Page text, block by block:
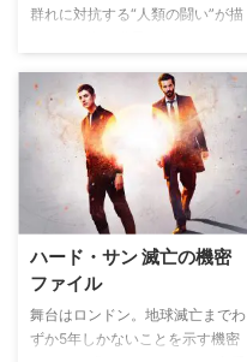
群れに対抗する“人類の闘い”が描
知的生物の群れは反撃を開始。間
もなくして全人類の生命が危険に
さらされ、人々の運命は集まった
科学者の手に託されることになっ
ていく――。
ハード・サン 滅亡の機密
ファイル
舞台はロンドン。地球滅亡までわ
ずか5年しかないことを示す機密